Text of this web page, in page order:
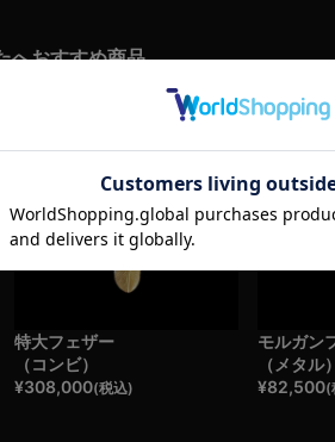
へおすすめ商品
特大フェザー
（コンビ）
¥308,000(税込)
モルガン
（メタル）
¥82,500(